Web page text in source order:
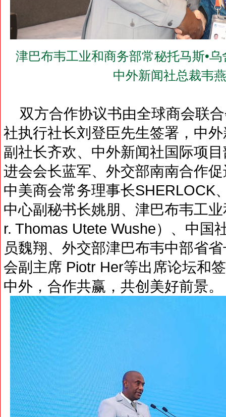
津巴布韦工业和商务部常秘托马斯•
中外新闻社总裁韦
双方合作协议书由全球商会联
社执行社长刘登臣先生签署，中
副社长齐欢、中外新闻社国际项
进会会长蓝军、外交部南南合作
中美商会常务理事长SHERLOCK
中心副秘书长姚朋、津巴布韦工
r. Thomas Utete Wushe）、中国
员魏翔、外交部津巴布韦中部省
会副主席 Piotr Her等出席论坛和
中外，合作共赢，共创美好前景。